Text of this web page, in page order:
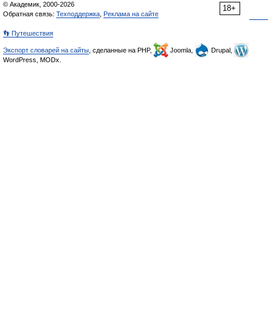
18+
© Академик, 2000-2026
Обратная связь: Техподдержка Реклама на сайте
👣 Путешествия
Экспорт словарей на сайты , сделанные на PHP, Joomla,
Drupal,
WordPress, MODx.